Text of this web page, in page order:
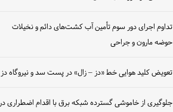
تداوم اجرای دور سوم تأمین آب کشت‌های دائم و نخیلات
حوضه مارون و جراحی
تعویض کلید هوایی خط «دز – زال» در پست سد و نیروگاه دز
جلوگیری از خاموشی گسترده شبکه برق با اقدام اضطراری در